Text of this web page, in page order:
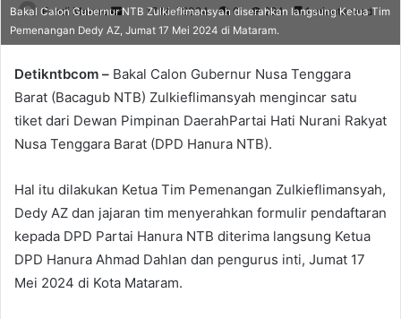
Fendi Marero
Send
an
17 Mei 2024 0 284 1 minute read
Bakal Calon Gubernur NTB Zulkieflimansyah diserahkan langsung Ketua Tim
Pemenangan Dedy AZ, Jumat 17 Mei 2024 di Mataram.
Detikntbcom – Bakal Calon Gubernur Nusa Tenggara
Barat (Bacagub NTB) Zulkieflimansyah mengincar satu
tiket dari Dewan Pimpinan DaerahPartai Hati Nurani Rakyat
Nusa Tenggara Barat (DPD Hanura NTB).
Hal itu dilakukan Ketua Tim Pemenangan Zulkieflimansyah,
Dedy AZ dan jajaran tim menyerahkan formulir pendaftaran
kepada DPD Partai Hanura NTB diterima langsung Ketua
DPD Hanura Ahmad Dahlan dan pengurus inti, Jumat 17
Mei 2024 di Kota Mataram.